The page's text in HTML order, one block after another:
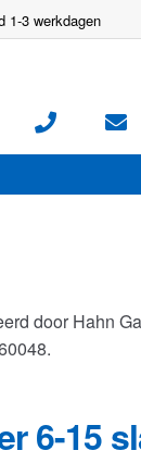
1-3 werkdagen
door Hahn
6-15